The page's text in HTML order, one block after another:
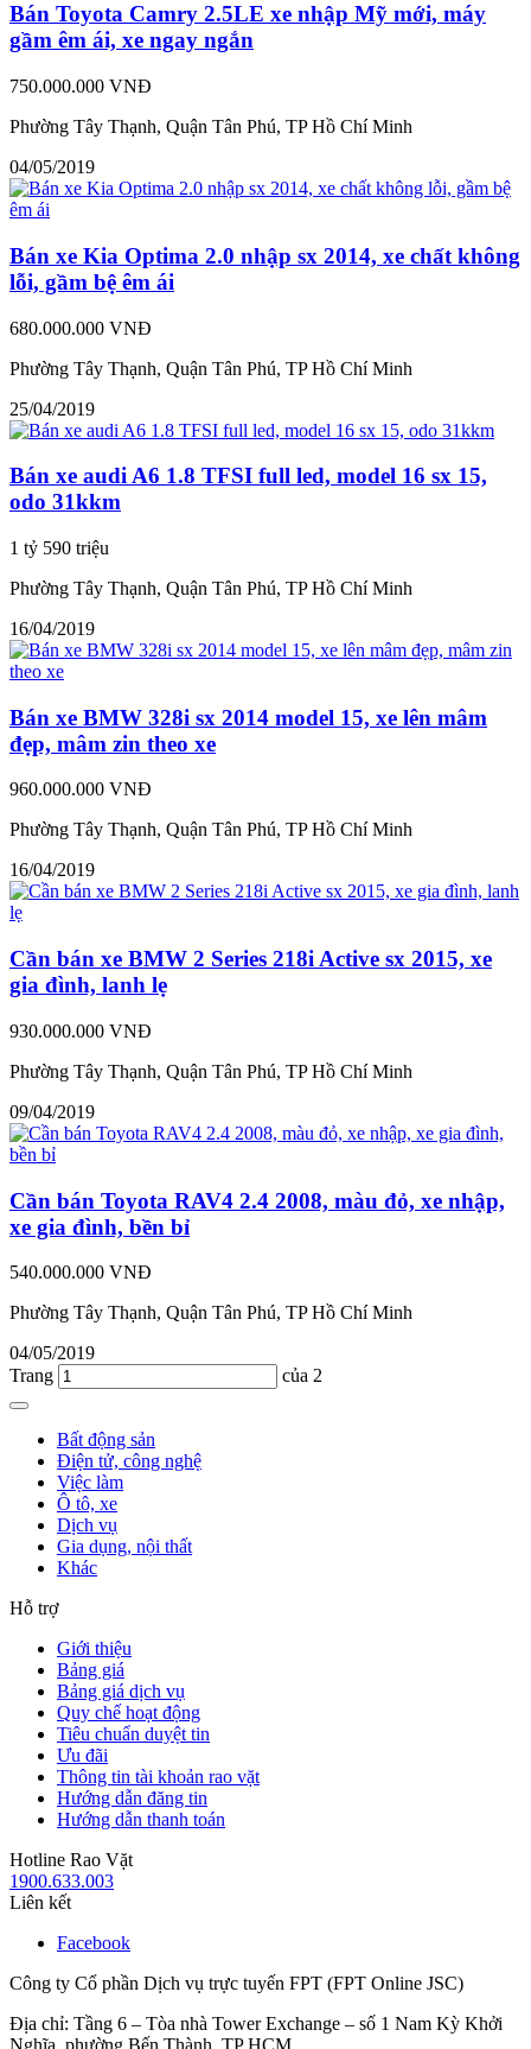
Bán Toyota Camry 2.5LE xe nhập Mỹ mới, máy
gầm êm ái, xe ngay ngắn
750.000.000 VNĐ
Phường Tây Thạnh, Quận Tân Phú, TP Hồ Chí Minh
04/05/2019
Bán xe Kia Optima 2.0 nhập sx 2014, xe chất không
lỗi, gầm bệ êm ái
680.000.000 VNĐ
Phường Tây Thạnh, Quận Tân Phú, TP Hồ Chí Minh
25/04/2019
Bán xe audi A6 1.8 TFSI full led, model 16 sx 15,
odo 31kkm
1 tỷ 590 triệu
Phường Tây Thạnh, Quận Tân Phú, TP Hồ Chí Minh
16/04/2019
Bán xe BMW 328i sx 2014 model 15, xe lên mâm
đẹp, mâm zin theo xe
960.000.000 VNĐ
Phường Tây Thạnh, Quận Tân Phú, TP Hồ Chí Minh
16/04/2019
Cần bán xe BMW 2 Series 218i Active sx 2015, xe
gia đình, lanh lẹ
930.000.000 VNĐ
Phường Tây Thạnh, Quận Tân Phú, TP Hồ Chí Minh
09/04/2019
Cần bán Toyota RAV4 2.4 2008, màu đỏ, xe nhập,
xe gia đình, bền bỉ
540.000.000 VNĐ
Phường Tây Thạnh, Quận Tân Phú, TP Hồ Chí Minh
04/05/2019
Trang
của 2
Bất động sản
Điện tử, công nghệ
Việc làm
Ô tô, xe
Dịch vụ
Gia dụng, nội thất
Khác
Hỗ trợ
Giới thiệu
Bảng giá
Bảng giá dịch vụ
Quy chế hoạt động
Tiêu chuẩn duyệt tin
Ưu đãi
Thông tin tài khoản rao vặt
Hướng dẫn đăng tin
Hướng dẫn thanh toán
Hotline Rao Vặt
1900.633.003
Liên kết
Facebook
Công ty Cổ phần Dịch vụ trực tuyến FPT (FPT Online JSC)
Địa chỉ: Tầng 6 – Tòa nhà Tower Exchange – số 1 Nam Kỳ Khởi